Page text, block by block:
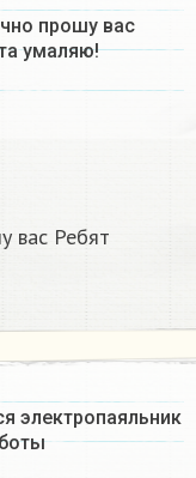
прошу вас
умаляю!
вас Ребят
электропаяльник